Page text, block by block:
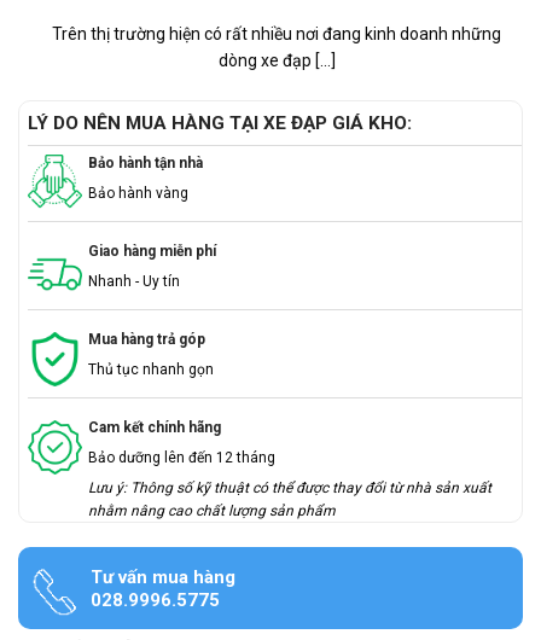
Trên thị trường hiện có rất nhiều nơi đang kinh doanh những
dòng xe đạp [...]
LÝ DO NÊN MUA HÀNG TẠI XE ĐẠP GIÁ KHO:
Bảo hành tận nhà
Bảo hành vàng
Giao hàng miễn phí
Nhanh - Uy tín
Mua hàng trả góp
Thủ tục nhanh gọn
Cam kết chính hãng
Bảo dưỡng lên đến 12 tháng
Lưu ý: Thông số kỹ thuật có thể được thay đổi từ nhà sản xuất
nhằm nâng cao chất lượng sản phẩm
Tư vấn mua hàng
028.9996.5775